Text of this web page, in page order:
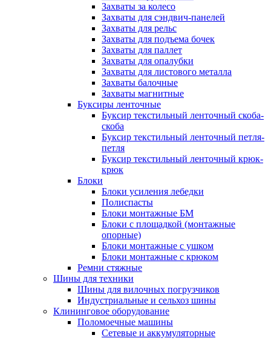
Захваты за колесо
Захваты для сэндвич-панелей
Захваты для рельс
Захваты для подъема бочек
Захваты для паллет
Захваты для опалубки
Захваты для листового металла
Захваты балочные
Захваты магнитные
Буксиры ленточные
Буксир текстильный ленточный скоба-
скоба
Буксир текстильный ленточный петля-
петля
Буксир текстильный ленточный крюк-
крюк
Блоки
Блоки усиления лебедки
Полиспасты
Блоки монтажные БМ
Блоки с площадкой (монтажные
опорные)
Блоки монтажные с ушком
Блоки монтажные с крюком
Ремни стяжные
Шины для техники
Шины для вилочных погрузчиков
Индустриальные и сельхоз шины
Клининговое оборудование
Поломоечные машины
Сетевые и аккумуляторные